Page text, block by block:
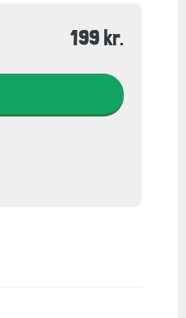
199 kr.